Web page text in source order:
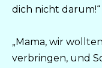
dich nicht darum!“
„Mama, wir
verbringen, und